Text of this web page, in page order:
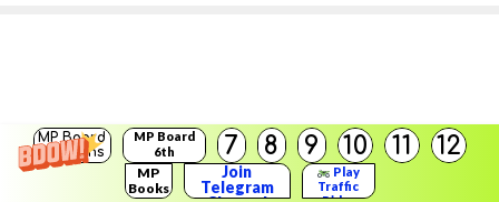
MP Board
Solutions
MP Board
6th
Solutions
7 8 9 10 11 12
MP
Books
Join
Telegram
Play
Traffic